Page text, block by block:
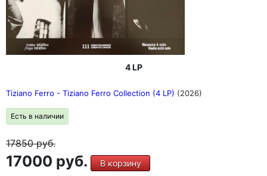
4 LP
Tiziano Ferro - Tiziano Ferro Collection (4 LP) (2026)
Есть в наличии
17850руб.
17000 руб. В корзину